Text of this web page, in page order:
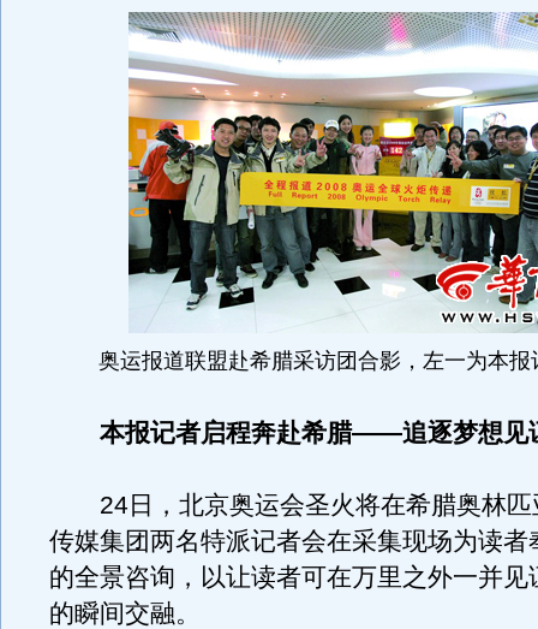
奥运报道联盟赴希腊采访团合影，左一为本报
本报记者启程奔赴希腊——追逐梦想见
24日，北京奥运会圣火将在希腊奥林匹
传媒集团两名特派记者会在采集现场为读者
的全景咨询，以让读者可在万里之外一并见
的瞬间交融。